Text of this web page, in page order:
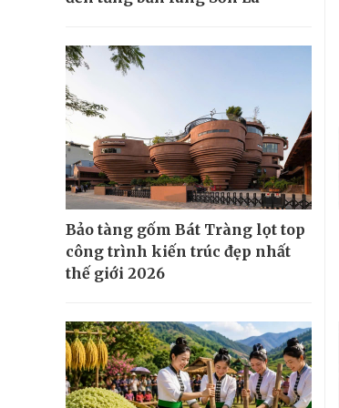
Bảo tàng gốm Bát Tràng lọt top
công trình kiến trúc đẹp nhất
thế giới 2026